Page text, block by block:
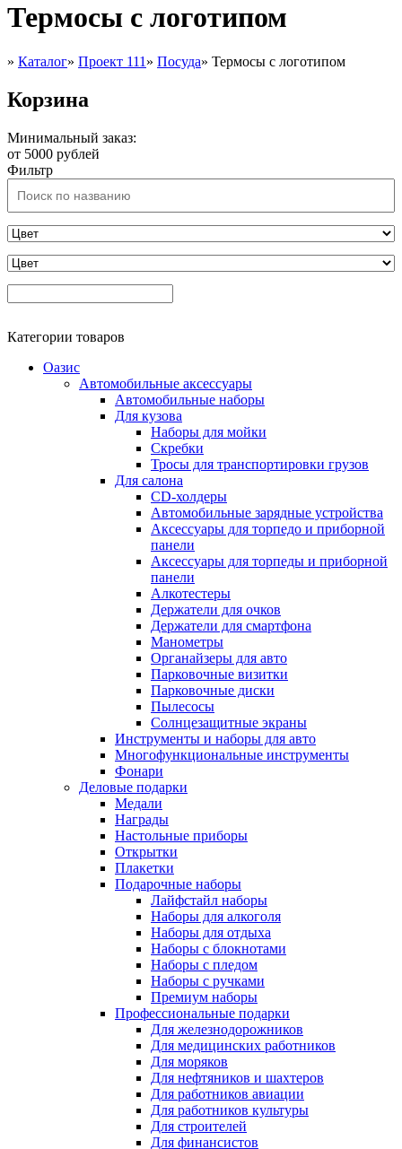
Термосы с логотипом
» Каталог» Проект 111 » Посуда» Термосы с логотипом
Корзина
Минимальный заказ:
от 5000 рублей
Фильтр
Категории товаров
Оазис
Автомобильные аксессуары
Автомобильные наборы
Для кузова
Наборы для мойки
Скребки
Тросы для транспортировки грузов
Для салона
CD-холдеры
Автомобильные зарядные устройства
Аксессуары для торпедо и приборной
панели
Аксессуары для торпеды и приборной
панели
Алкотестеры
Держатели для очков
Держатели для смартфона
Манометры
Органайзеры для авто
Парковочные визитки
Парковочные диски
Пылесосы
Солнцезащитные экраны
Инструменты и наборы для авто
Многофункциональные инструменты
Фонари
Деловые подарки
Медали
Награды
Настольные приборы
Открытки
Плакетки
Подарочные наборы
Лайфстайл наборы
Наборы для алкоголя
Наборы для отдыха
Наборы с блокнотами
Наборы с пледом
Наборы с ручками
Премиум наборы
Профессиональные подарки
Для железнодорожников
Для медицинских работников
Для моряков
Для нефтяников и шахтеров
Для работников авиации
Для работников культуры
Для строителей
Для финансистов